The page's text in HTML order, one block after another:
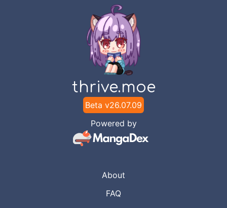
12 Gadis
thrive.moe
Beta v26.07.09
Powered by
About
FAQ